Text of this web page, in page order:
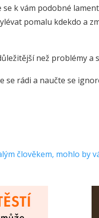
k vám podobné
pomalu kdekdo a
než problémy a
se rádi a naučte se
člověkem, mohlo by